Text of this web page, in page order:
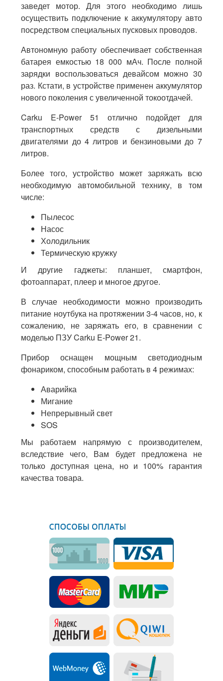
заведет мотор. Для этого необходимо лишь
осуществить подключение к аккумулятору авто
посредством специальных пусковых проводов.
Автономную работу обеспечивает собственная
батарея емкостью 18 000 мАч. После полной
зарядки воспользоваться девайсом можно 30
раз. Кстати, в устройстве применен аккумулятор
нового поколения с увеличенной токоотдачей.
Carku E-Power 51 отлично подойдет для
транспортных средств с дизельными
двигателями до 4 литров и бензиновыми до 7
литров.
Более того, устройство может заряжать всю
необходимую автомобильной технику, в том
числе:
Пылесос
Насос
Холодильник
Термическую кружку
И другие гаджеты: планшет, смартфон,
фотоаппарат, плеер и многое другое.
В случае необходимости можно производить
питание ноутбука на протяжении 3-4 часов, но, к
сожалению, не заряжать его, в сравнении с
моделью ПЗУ Carku E-Power 21.
Прибор оснащен мощным светодиодным
фонариком, способным работать в 4 режимах:
Аварийка
Мигание
Непрерывный свет
SOS
Мы работаем напрямую с производителем,
вследствие чего, Вам будет предложена не
только доступная цена, но и 100% гарантия
качества товара.